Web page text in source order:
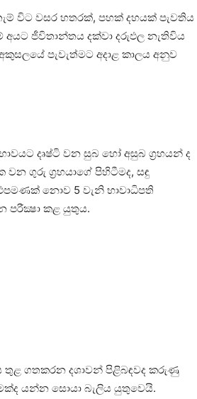
විට වසර හතරක්‌, පහක්‌ දහයක්‌ පැවතිය
ජීවිතාන්තය දක්‌වා දරුඵල නැතිවිය
පැවැත්මට අදාළ කාලය අනුව
දෘෂ්ටි වන සුබ හෝ අසුබ ග්‍රහයන් ද
ගුරු ග්‍රහයාගේ පිහිටීමද, සඳු
නොව 5 වැනි භාවාධිපති
පරීක්‍ෂා කළ යුතුය.
තුළ ගතකරන දශාවන් පිළිබඳවද කරුණු
යන්න සොයා බැලිය යුතුවෙයි.